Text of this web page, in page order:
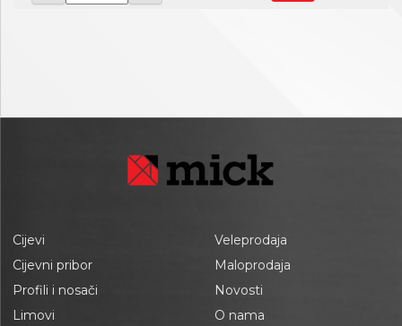
Cijevi
Cijevni pribor
Profili i nosači
Limovi
Veleprodaja
Maloprodaja
Novosti
O nama